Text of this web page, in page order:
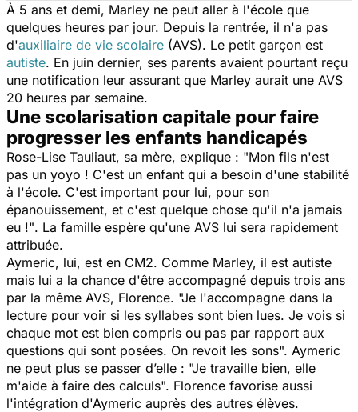
À 5 ans et demi, Marley ne peut aller à l'école que
quelques heures par jour. Depuis la rentrée, il n'a pas
d'auxiliaire de vie scolaire (AVS). Le petit garçon est
autiste. En juin dernier, ses parents avaient pourtant reçu
une notification leur assurant que Marley aurait une AVS
20 heures par semaine.
Une scolarisation capitale pour faire
progresser les enfants handicapés
Rose-Lise Tauliaut, sa mère, explique : "Mon fils n'est
pas un yoyo ! C'est un enfant qui a besoin d'une stabilité
à l'école. C'est important pour lui, pour son
épanouissement, et c'est quelque chose qu'il n'a jamais
eu !". La famille espère qu'une AVS lui sera rapidement
attribuée.
Aymeric, lui, est en CM2. Comme Marley, il est autiste
mais lui a la chance d'être accompagné depuis trois ans
par la même AVS, Florence. "Je l'accompagne dans la
lecture pour voir si les syllabes sont bien lues. Je vois si
chaque mot est bien compris ou pas par rapport aux
questions qui sont posées. On revoit les sons". Aymeric
ne peut plus se passer d’elle : "Je travaille bien, elle
m'aide à faire des calculs". Florence favorise aussi
l'intégration d'Aymeric auprès des autres élèves.